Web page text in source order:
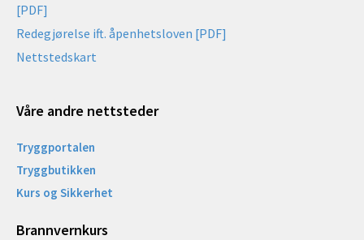
[PDF]
Redegjørelse ift. åpenhetsloven [PDF]
Nettstedskart
Våre andre nettsteder
Tryggportalen
Tryggbutikken
Kurs og Sikkerhet
Brannvernkurs